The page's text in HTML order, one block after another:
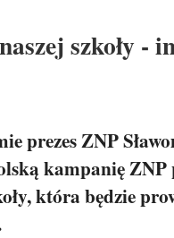
szkoły -
prezes ZNP
kampanię ZNP
która będzie